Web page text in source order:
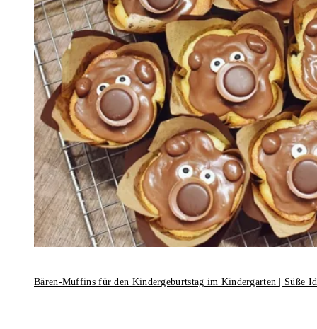
Bären-Muffins für den Kindergeburtstag im Kindergarten | Süße